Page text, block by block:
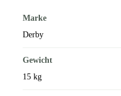
Marke
Derby
Gewicht
15 kg